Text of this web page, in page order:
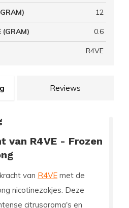
Reviews
van R4VE - Frozen
van R4VE met de
nicotinezakjes. Deze
citrusaroma's en
12
(GRAM) 0.6
R4VE